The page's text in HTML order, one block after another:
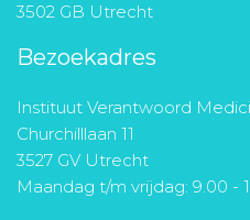
3502 GB Utrecht
Bezoekadres
Instituut Verantwoord
Churchilllaan 11
3527 GV Utrecht
Maandag t/m vrijdag: 9.00 -